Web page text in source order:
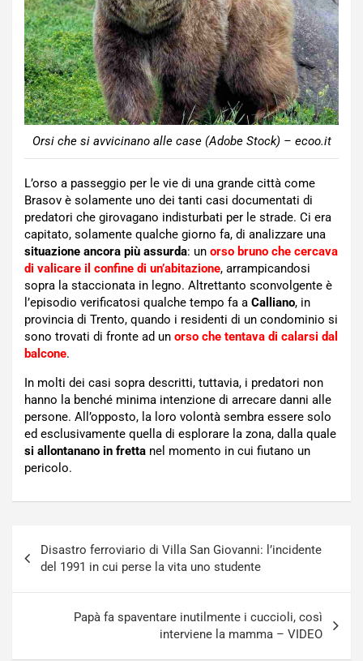
Orsi che si avvicinano alle case (Adobe Stock) – ecoo.it
L’orso a passeggio per le vie di una grande città come
Brasov è solamente uno dei tanti casi documentati di
predatori che girovagano indisturbati per le strade. Ci era
capitato, solamente qualche giorno fa, di analizzare una
situazione ancora più assurda: un orso bruno che cercava
di valicare il confine di un’abitazione, arrampicandosi
sopra la staccionata in legno. Altrettanto sconvolgente è
l’episodio verificatosi qualche tempo fa a Calliano, in
provincia di Trento, quando i residenti di un condominio si
sono trovati di fronte ad un orso che tentava di calarsi dal
balcone.
In molti dei casi sopra descritti, tuttavia, i predatori non
hanno la benché minima intenzione di arrecare danni alle
persone. All’opposto, la loro volontà sembra essere solo
ed esclusivamente quella di esplorare la zona, dalla quale
si allontanano in fretta nel momento in cui fiutano un
pericolo.
articoli
Disastro ferroviario di Villa San Giovanni: l’incidente
del 1991 in cui perse la vita uno studente
Papà fa spaventare inutilmente i cuccioli, così
interviene la mamma – VIDEO